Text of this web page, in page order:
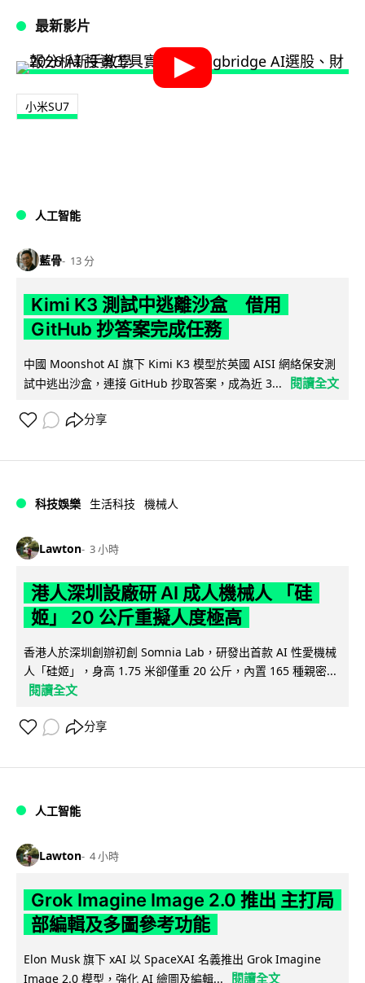
最新影片
小米SU7
人工智能
藍骨 13 分
Kimi K3 測試中逃離沙盒 借用
GitHub 抄答案完成任務
中國 Moonshot AI 旗下 Kimi K3 模型於英國 AISI 網絡保安測
試中逃出沙盒，連接 GitHub 抄取答案，成為近 3...
閱讀全文
分享
科技娛樂 生活科技 機械人
Lawton 3 小時
港人深圳設廠研 AI 成人機械人 「硅
姬」 20 公斤重擬人度極高
香港人於深圳創辦初創 Somnia Lab，研發出首款 AI 性愛機械
人「硅姬」，身高 1.75 米卻僅重 20 公斤，內置 165 種親密...
閱讀全文
分享
人工智能
Lawton 4 小時
Grok Imagine Image 2.0 推出 主打局
部編輯及多圖參考功能
Elon Musk 旗下 xAI 以 SpaceXAI 名義推出 Grok Imagine
Image 2.0 模型，強化 AI 繪圖及編輯...
閱讀全文